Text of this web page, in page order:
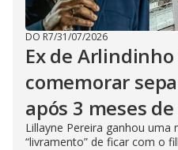
DO R7/31/07/2026
Ex de
comemorar
após 3 meses
Lillayne Pereira ganhou uma
“livramento” de ficar com o